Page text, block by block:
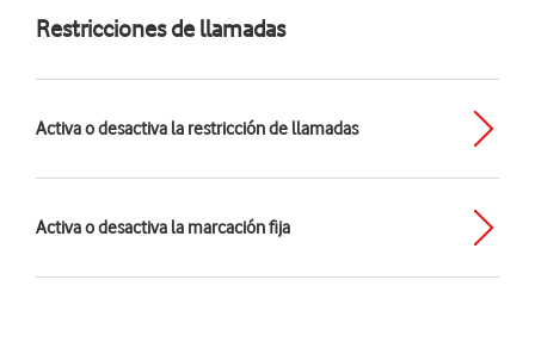
Restricciones de llamadas
Activa o desactiva la restricción de llamadas
Activa o desactiva la marcación fija